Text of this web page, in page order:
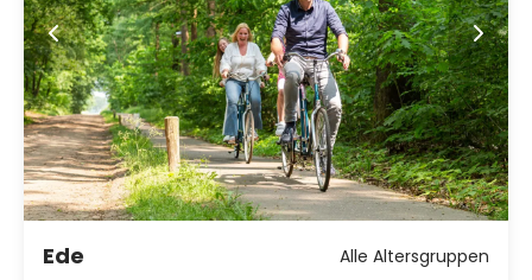
Ede
Alle Altersgruppen